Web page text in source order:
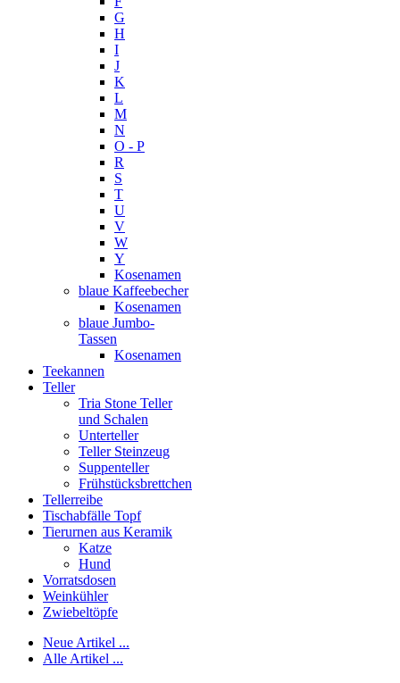
G
H
I
J
K
L
M
N
O - P
R
S
T
U
V
W
Y
Kosenamen
blaue Kaffeebecher
Kosenamen
blaue Jumbo-
Tassen
Kosenamen
Teekannen
Teller
Tria Stone Teller
und Schalen
Unterteller
Teller Steinzeug
Suppenteller
Frühstücksbrettchen
Tellerreibe
Tischabfälle Topf
Tierurnen aus Keramik
Katze
Hund
Vorratsdosen
Weinkühler
Zwiebeltöpfe
Neue Artikel ...
Alle Artikel ...